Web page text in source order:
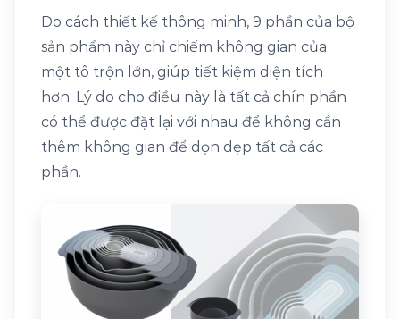
Do cách thiết kế thông minh, 9 phần của bộ
sản phẩm này chỉ chiếm không gian của
một tô trộn lớn, giúp tiết kiệm diện tích
hơn. Lý do cho điều này là tất cả chín phần
có thể được đặt lại với nhau để không cần
thêm không gian để dọn dẹp tất cả các
phần.